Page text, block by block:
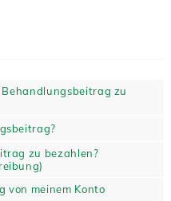
zu
zu bezahlen?
von meinem Konto